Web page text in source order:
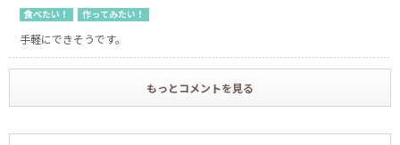
食べたい！ 作ってみたい！
手軽にできそうです。
もっとコメントを見る